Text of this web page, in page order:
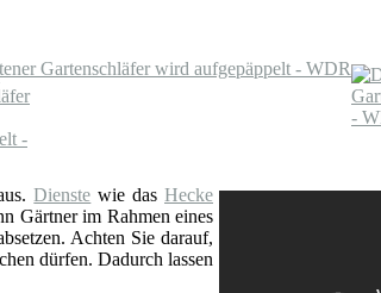
Gartenschläfer wird aufgepäppelt - WDR
Dienste wie dasHecke
Gärtner im Rahmen eines
Achten Sie darauf,
dürfen. Dadurch lassen